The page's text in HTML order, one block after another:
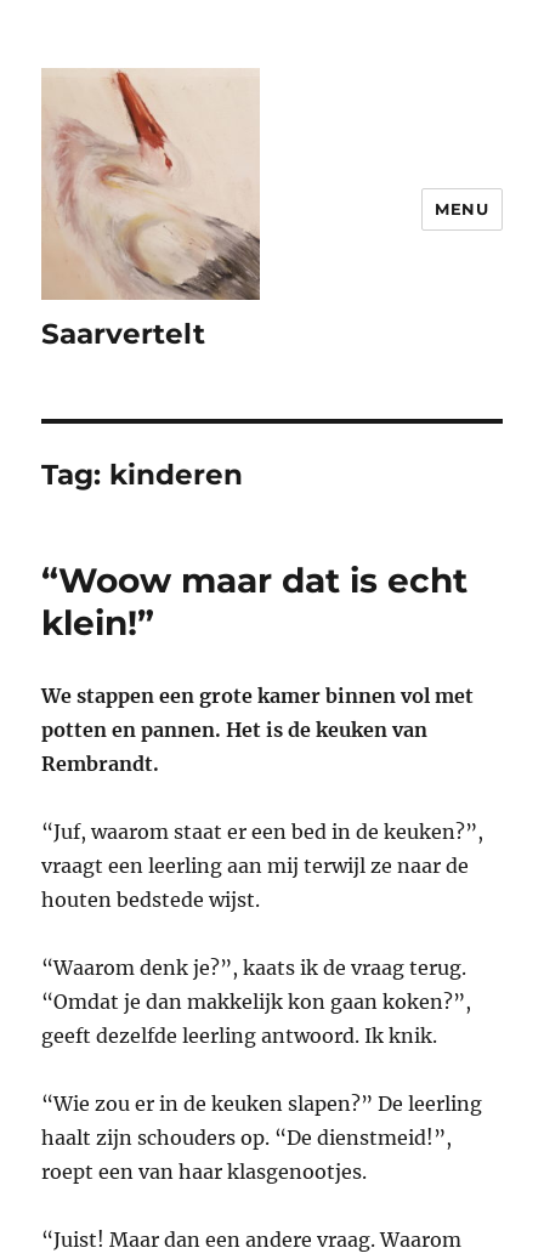
Saarvertelt
MENU
Tag: kinderen
“Woow maar dat is echt
klein!”
We stappen een grote kamer binnen vol met
potten en pannen. Het is de keuken van
Rembrandt.
“Juf, waarom staat er een bed in de keuken?”,
vraagt een leerling aan mij terwijl ze naar de
houten bedstede wijst.
“Waarom denk je?”, kaats ik de vraag terug.
“Omdat je dan makkelijk kon gaan koken?”,
geeft dezelfde leerling antwoord. Ik knik.
“Wie zou er in de keuken slapen?” De leerling
haalt zijn schouders op. “De dienstmeid!”,
roept een van haar klasgenootjes.
“Juist! Maar dan een andere vraag. Waarom